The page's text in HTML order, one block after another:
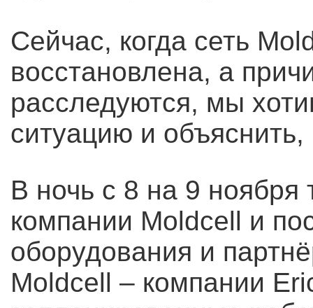
Сейчас, когда сеть
восстановлена, а
расследуются, мы
ситуацию и
В ночь с 8 на 9 ноября
компании Moldcell и
оборудования и
Moldcell – компании